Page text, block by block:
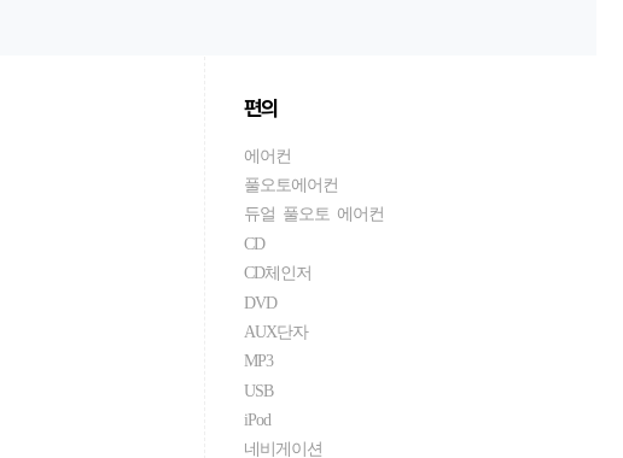
편의
에어컨
풀오토에어컨
듀얼 풀오토 에어컨
CD
CD체인저
DVD
AUX단자
MP3
USB
iPod
네비게이션